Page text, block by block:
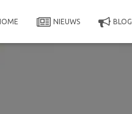
NIEUWS BLOG